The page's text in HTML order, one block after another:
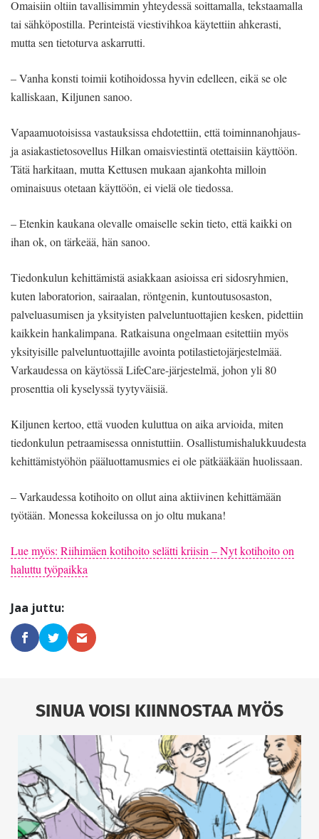
Omaisiin oltiin tavallisimmin yhteydessä soittamalla, tekstaamalla
tai sähköpostilla. Perinteistä viestivihkoa käytettiin ahkerasti,
mutta sen tietoturva askarrutti.
– Vanha konsti toimii kotihoidossa hyvin edelleen, eikä se ole
kalliskaan, Kiljunen sanoo.
Vapaamuotoisissa vastauksissa ehdotettiin, että toiminnanohjaus-
ja asiakastietosovellus Hilkan omaisviestintä otettaisiin käyttöön.
Tätä harkitaan, mutta Kettusen mukaan ajankohta milloin
ominaisuus otetaan käyttöön, ei vielä ole tiedossa.
– Etenkin kaukana olevalle omaiselle sekin tieto, että kaikki on
ihan ok, on tärkeää, hän sanoo.
Tiedonkulun kehittämistä asiakkaan asioissa eri sidosryhmien,
kuten laboratorion, sairaalan, röntgenin, kuntoutusosaston,
palveluasumisen ja yksityisten palveluntuottajien kesken, pidettiin
kaikkein hankalimpana. Ratkaisuna ongelmaan esitettiin myös
yksityisille palveluntuottajille avointa potilastietojärjestelmää.
Varkaudessa on käytössä LifeCare-järjestelmä, johon yli 80
prosenttia oli kyselyssä tyytyväisiä.
Kiljunen kertoo, että vuoden kuluttua on aika arvioida, miten
tiedonkulun petraamisessa onnistuttiin. Osallistumishalukkuudesta
kehittämistyöhön pääluottamusmies ei ole pätkääkään huolissaan.
– Varkaudessa kotihoito on ollut aina aktiivinen kehittämään
työtään. Monessa kokeilussa on jo oltu mukana!
Lue myös: Riihimäen kotihoito selätti kriisin – Nyt kotihoito on
haluttu työpaikka
SINUA VOISI KIINNOSTAA MYÖS